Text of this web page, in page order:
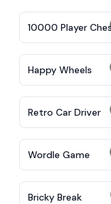
10000 Player
Happy Wheels
Retro Car Driver
Wordle Game
Bricky Break